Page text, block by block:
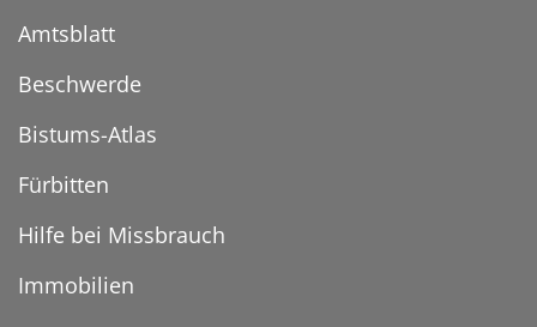
Amtsblatt
Beschwerde
Bistums-Atlas
Fürbitten
Hilfe bei Missbrauch
Immobilien